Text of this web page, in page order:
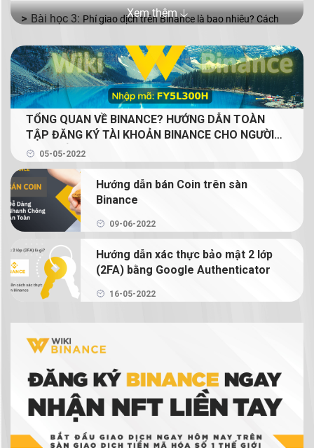
Phí giao dịch trên Binance là bao nhiêu? Cách
Binance P2P là gì? Cách mua bán coin bằng VND
với Binance P2P
Mua bán coin trên Binance với 2 lệnh cơ bản: lệnh
Limit và lệnh Market
Binance Earn là gì? Tạo thu nhập thụ động từ
crypto với Binance Earn
Margin Binance là gì? Hướng dẫn sử dụng Margin
trên Binance
Hướng dẫn chi tiết cách giao dịch Binance
Futures
NFT là gì? Hướng dẫn mua bán và tạo NFT trên
Binance
Ví tiền điện tử là gì? Có thực sự cần ví tiền điện
tử để giao dịch tiền điện tử không?
Xem thêm 🡣
TỔNG QUAN VỀ BINANCE? HƯỚNG DẪN TOÀN
TẬP ĐĂNG KÝ TÀI KHOẢN BINANCE CHO NGƯỜI
MỚI (GIẢM 20% PHÍ GIAO DỊCH TRỌN ĐỜI CHO
NGƯỜI ĐỌC)
05-05-2022
Hướng dẫn bán Coin trên sàn
Binance
09-06-2022
Hướng dẫn xác thực bảo mật 2 lớp
(2FA) bằng Google Authenticator
16-05-2022